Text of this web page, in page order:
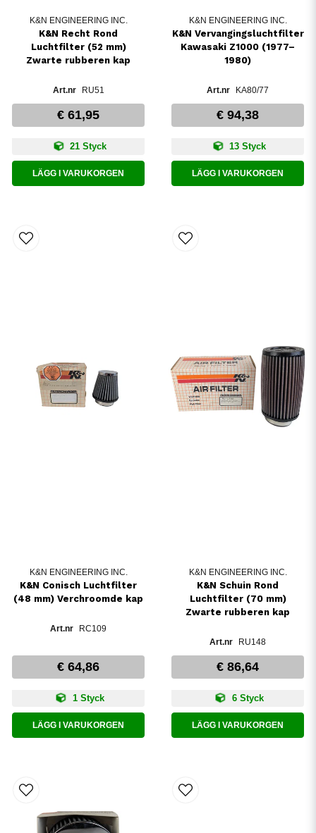
K&N ENGINEERING INC.
K&N Recht Rond
Luchtfilter (52 mm)
Zwarte rubberen kap
RU51
€ 61,95
21 Styck
LÄGG I VARUKORGEN
K&N ENGINEERING INC.
K&N Vervangingsluchtfilter
Kawasaki Z1000 (1977–
1980)
KA80/77
€ 94,38
13 Styck
LÄGG I VARUKORGEN
K&N ENGINEERING INC.
K&N Conisch Luchtfilter
(48 mm) Verchroomde kap
RC109
€ 64,86
1 Styck
LÄGG I VARUKORGEN
K&N ENGINEERING INC.
K&N Schuin Rond
Luchtfilter (70 mm)
Zwarte rubberen kap
RU148
€ 86,64
6 Styck
LÄGG I VARUKORGEN